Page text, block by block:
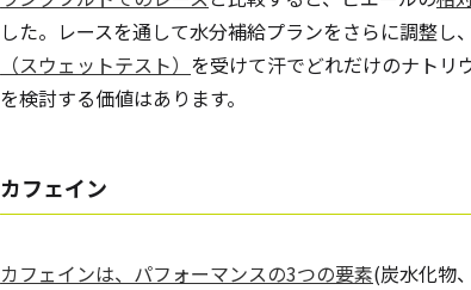
した。レースを通して水分補給プランをさらに調整し
（スウェットテスト） を受けて汗でどれだけのナトリ
を検討する価値はあります。
カフェイン
カフェインは、パフォーマンスの3つの要素(炭水化物